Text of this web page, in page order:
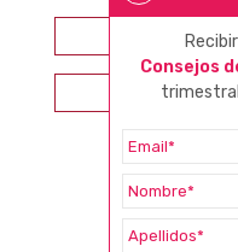
Consejos
Otros